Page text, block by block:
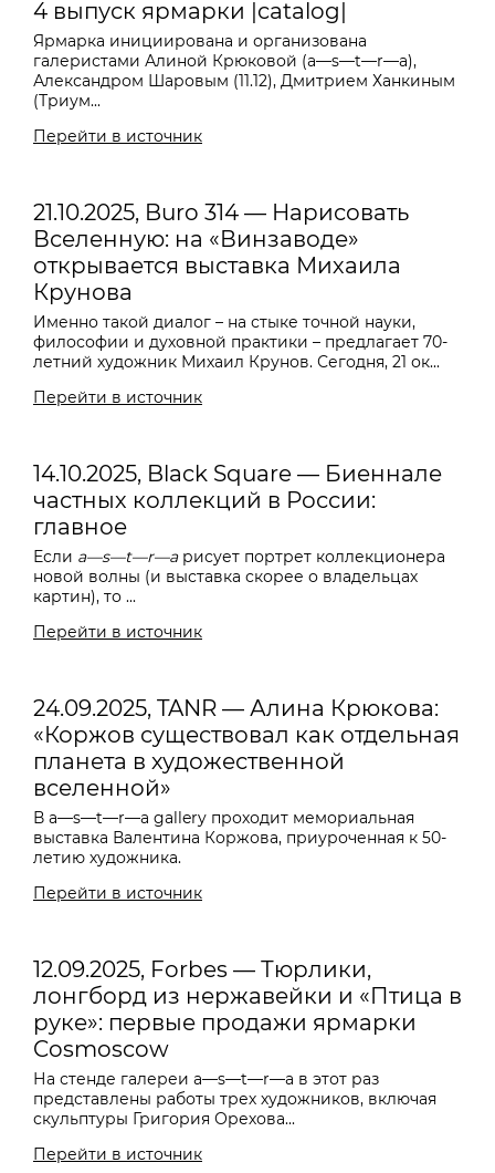
4 выпуск ярмарки |catalog|
Ярмарка инициирована и организована
галеристами Алиной Крюковой (a—s—t—r—a),
Александром Шаровым (11.12), Дмитрием Ханкиным
(Триум...
Перейти в источник
21.10.2025, Buro 314 — Нарисовать
Вселенную: на «Винзаводе»
открывается выставка Михаила
Крунова
Именно такой диалог – на стыке точной науки,
философии и духовной практики – предлагает 70-
летний художник Михаил Крунов. Сегодня, 21 ок...
Перейти в источник
14.10.2025, Black Square — Биеннале
частных коллекций в России:
главное
Если a—s—t—r—aрисует портрет коллекционера
новой волны (и выставка скорее о владельцах
картин), то ...
Перейти в источник
24.09.2025, TANR — Алина Крюкова:
«Коржов существовал как отдельная
планета в художественной
вселенной»
В a—s—t—r—a gallery проходит мемориальная
выставка Валентина Коржова, приуроченная к 50-
летию художника.
Перейти в источник
12.09.2025, Forbes — Тюрлики,
лонгборд из нержавейки и «Птица в
руке»: первые продажи ярмарки
Cosmoscow
На стенде галереи a—s—t—r—a в этот раз
представлены работы трех художников, включая
скульптуры Григория Орехова...
Перейти в источник